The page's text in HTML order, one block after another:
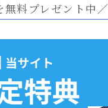
料プレゼント中／